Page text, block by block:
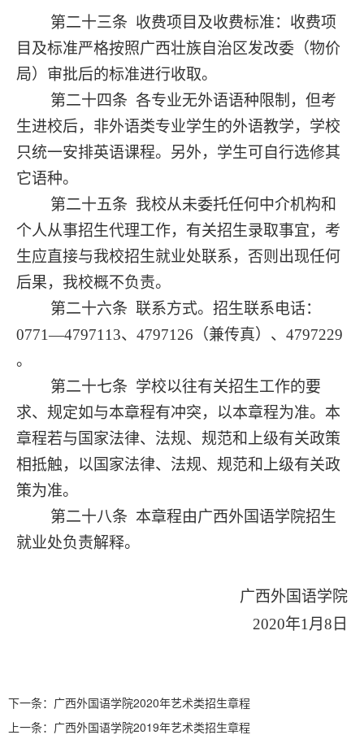
第二十三条 收费项目及收费标准：收费项
目及标准严格按照广西壮族自治区发改委（物价
局）审批后的标准进行收取。
第二十四条 各专业无外语语种限制，但考
生进校后，非外语类专业学生的外语教学，学校
只统一安排英语课程。另外，学生可自行选修其
它语种。
第二十五条 我校从未委托任何中介机构和
个人从事招生代理工作，有关招生录取事宜，考
生应直接与我校招生就业处联系，否则出现任何
后果，我校概不负责。
第二十六条 联系方式。招生联系电话：
0771—4797113、4797126（兼传真）、4797229
。
第二十七条 学校以往有关招生工作的要
求、规定如与本章程有冲突，以本章程为准。本
章程若与国家法律、法规、规范和上级有关政策
相抵触，以国家法律、法规、规范和上级有关政
策为准。
第二十八条 本章程由广西外国语学院招生
就业处负责解释。
广西外国语学院
2020年1月8日
下一条： 广西外国语学院2020年艺术类招生章程
上一条： 广西外国语学院2019年艺术类招生章程